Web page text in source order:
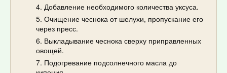
Добавление необходимого количества уксуса.
Очищение чеснока от шелухи, пропускание его
через пресс.
Выкладывание чеснока сверху приправленных
овощей.
Подогревание подсолнечного масла до